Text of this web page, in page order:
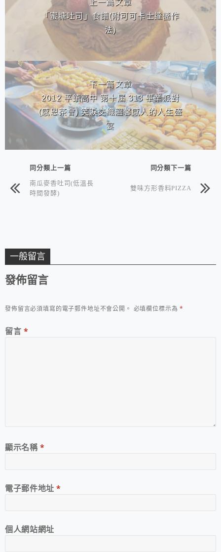
上一篇文章
「蜜糖吐司」食譜(附可可卡士達醬作
法)
下一篇文章
2012 平鎮高中 第十屆 313 畢業派對
(感恩茶會) 笑淚交織溫馨感人的人生盛
宴
同分類上一篇
南瓜麥香吐司(低溫長
時間發酵)
同分類下一篇
雙味方形香料PIZZA
一般留言
發佈留言
發佈留言必須填寫的電子郵件地址不會公開。 必填欄位標示為*
留言 *
顯示名稱*
電子郵件地址*
個人網站網址